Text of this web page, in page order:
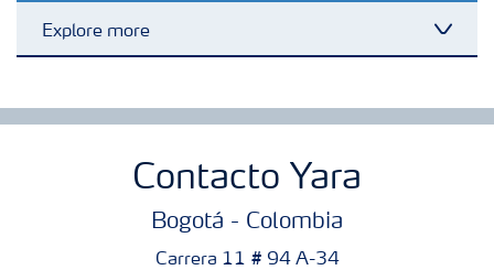
Explore more
Portafolio de Agricultura Digital
Contacto Yara
Bogotá - Colombia
Carrera 11 # 94 A-34